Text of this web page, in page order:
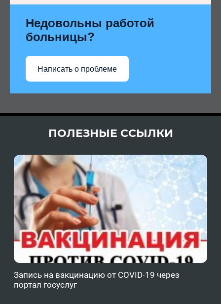
Недовольны работой
больницы?
Написать о проблеме
ПОЛЕЗНЫЕ ССЫЛКИ
Запись на вакцинацию от COVID-19 через
портал госуслуг